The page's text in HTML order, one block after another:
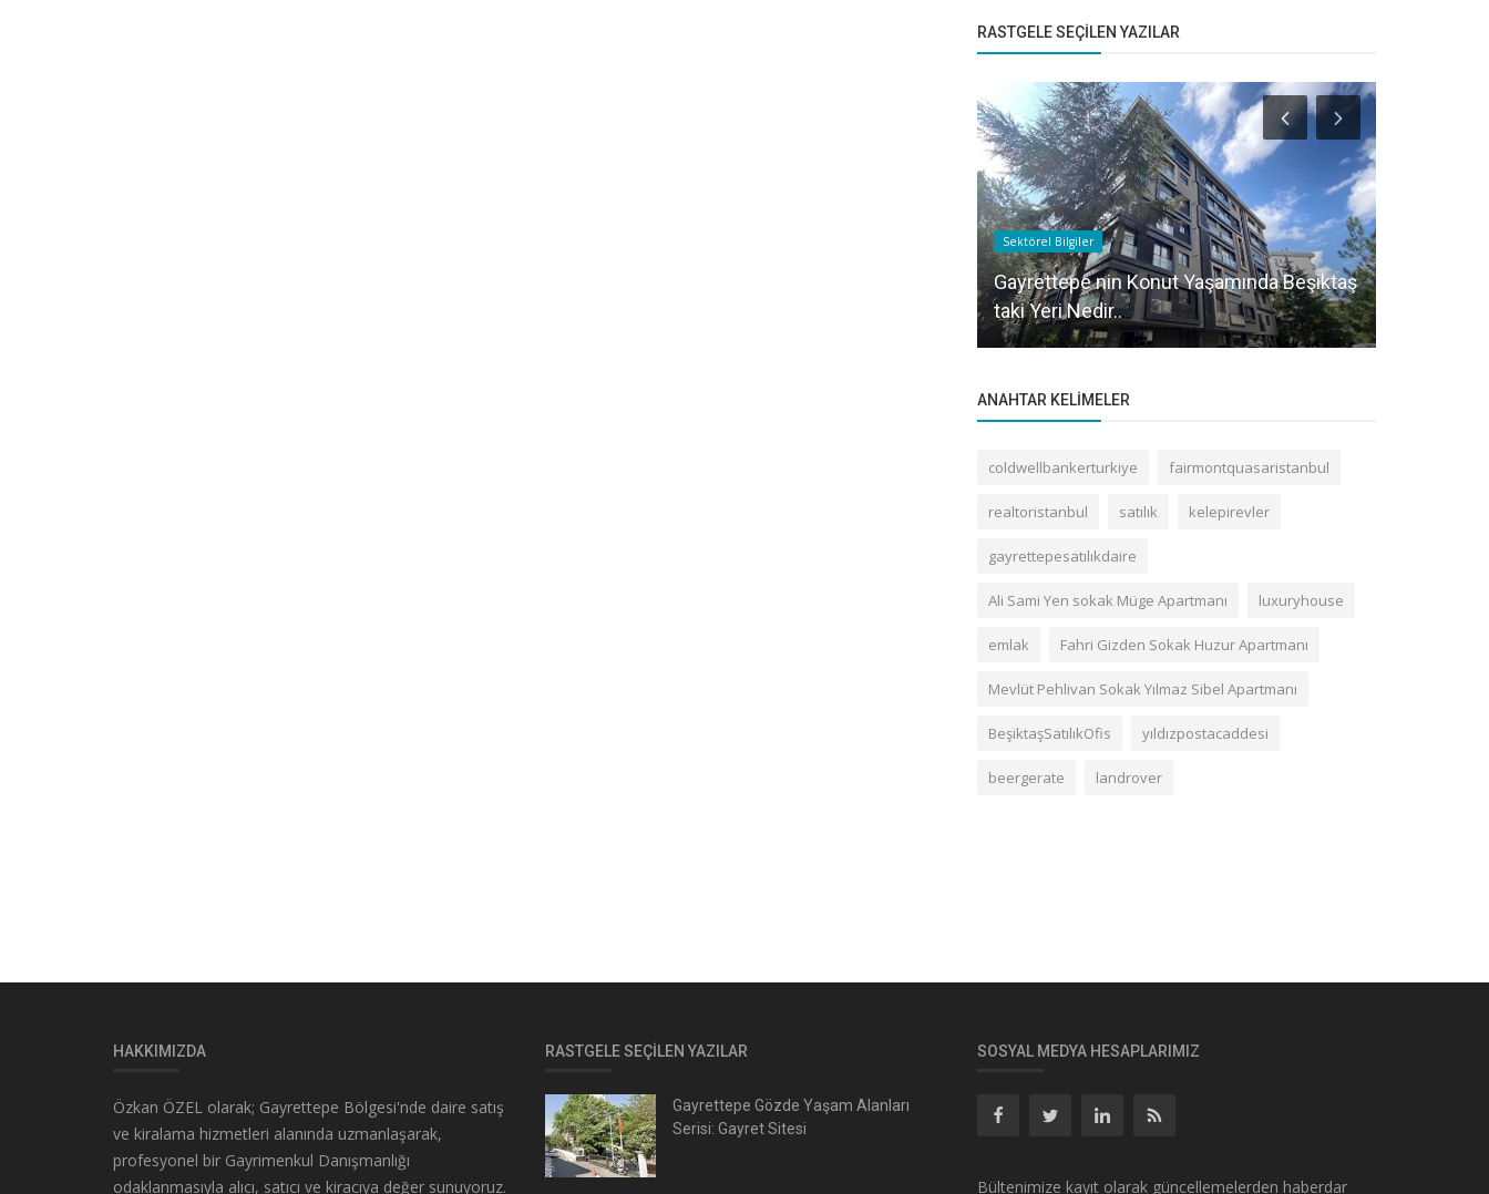
RASTGELE SEÇILEN YAZILAR
Sektörel Bilgiler
Gayrettepe nin Konut Yaşamında Beşiktaş
taki Yeri Nedir..
ANAHTAR KELIMELER
coldwellbankerturkiye fairmontquasaristanbul
realtoristanbul satılık kelepirevler
gayrettepesatılıkdaire
Ali Sami Yen sokak Müge Apartmanı luxuryhouse
emlak Fahri Gizden Sokak Huzur Apartmanı
Mevlüt Pehlivan Sokak Yılmaz Sibel Apartmanı
BeşiktaşSatılıkOfis yıldızpostacaddesi
beergerate landrover
HAKKIMIZDA
Özkan ÖZEL olarak; Gayrettepe Bölgesi'nde daire satış
ve kiralama hizmetleri alanında uzmanlaşarak,
profesyonel bir Gayrimenkul Danışmanlığı
odaklanmasıyla alıcı, satıcı ve kiracıya değer sunuyoruz.
RASTGELE SEÇILEN YAZILAR
Gayrettepe Gözde Yaşam Alanları
Serisi: Gayret Sitesi
SOSYAL MEDYA HESAPLARIMIZ
Bültenimize kayıt olarak güncellemelerden haberdar